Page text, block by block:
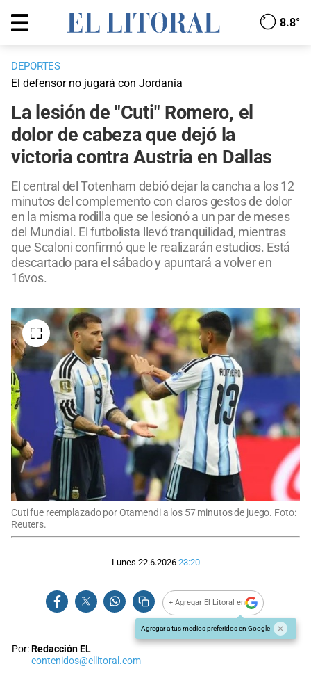
8.8°
DEPORTES
El defensor no jugará con Jordania
La lesión de "Cuti" Romero, el
dolor de cabeza que dejó la
victoria contra Austria en Dallas
El central del Totenham debió dejar la cancha a los 12
minutos del complemento con claros gestos de dolor
en la misma rodilla que se lesionó a un par de meses
del Mundial. El futbolista llevó tranquilidad, mientras
que Scaloni confirmó que le realizarán estudios. Está
descartado para el sábado y apuntará a volver en
16vos.
Cuti fue reemplazado por Otamendi a los 57 minutos de juego. Foto:
Reuters.
Lunes 22.6.2026 23:20
+ Agregar El Litoral en
Agregar a tus medios preferidos en Google
Por:Redacción EL
contenidos@ellitoral.com